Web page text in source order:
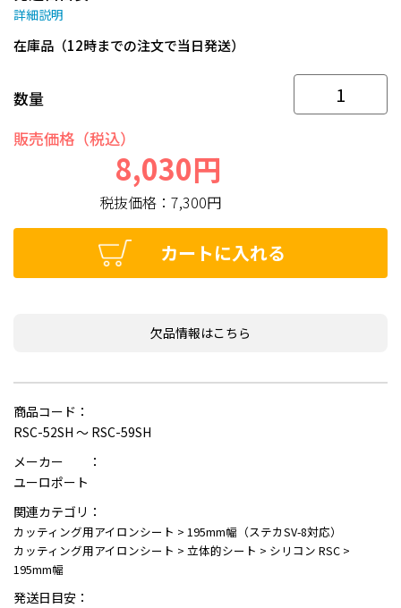
詳細説明
在庫品（12時までの注文で当日発送）
数量
販売価格（税込）
8,030円
税抜価格：7,300円
カートに入れる
欠品情報はこちら
商品コード：
RSC-52SH ～ RSC-59SH
メーカー ：
ユーロポート
関連カテゴリ：
カッティング用アイロンシート > 195mm幅（ステカSV-8対応）
カッティング用アイロンシート > 立体的シート > シリコン RSC >
195mm幅
発送日目安：